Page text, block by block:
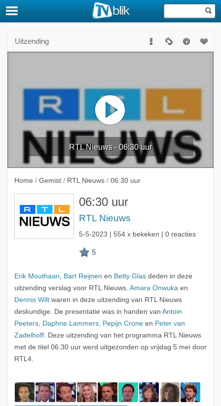
Uitzending
RTL Nieuws - 06:30 uur
Home / Gemist / RTL Nieuws / 06:30 uur
06:30 uur
RTL Nieuws
5-5-2023 | 554 x bekeken | 0 reacties
Erik Mouthaan, Bart Reijnen en Betty Glasdeden in deze
uitzending verslag voor RTL Nieuws. Amara Onwukaen
Dennis Wiltwaren in deze uitzending van RTL Nieuws
deskundige. De presentatie was in handen van Antoin
Peeters, Daphne Lammers, Pepijn Croneen Peter van
Zadelhoff. Deze uitzending van het programma RTL Nieuws
met de titel 06:30 uur werd uitgezonden op vrijdag 5 mei door
RTL4.